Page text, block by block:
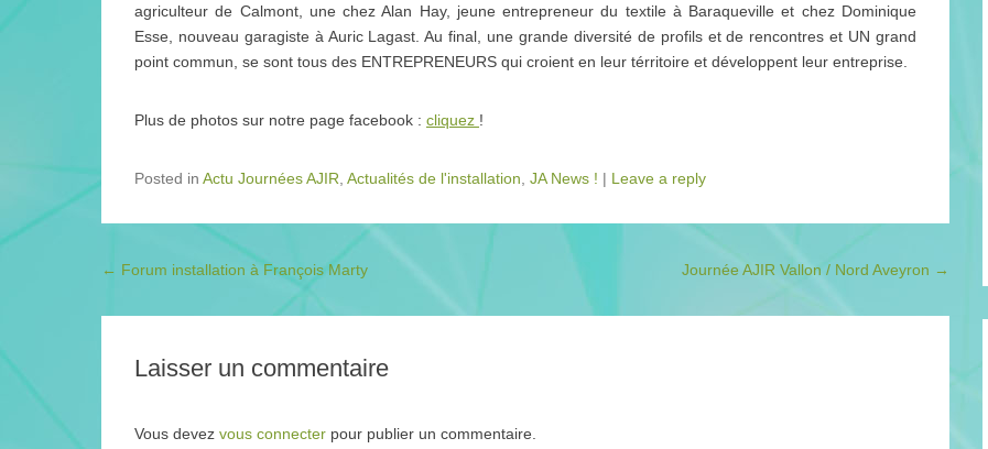
agriculteur de Calmont, une chez Alan Hay, jeune entrepreneur du textile à Baraqueville et chez Dominique
Esse, nouveau garagiste à Auric Lagast. Au final, une grande diversité de profils et de rencontres et UN grand
point commun, se sont tous des ENTREPRENEURS qui croient en leur térritoire et développent leur entreprise.
Plus de photos sur notre page facebook : cliquez !
Posted in Actu Journées AJIR Actualités de l'installation JA News ! | Leave a reply
Post navigation
← Forum installation à François Marty Journée AJIR Vallon / Nord Aveyron →
Laisser un commentaire
Vous devez vous connecter pour publier un commentaire.